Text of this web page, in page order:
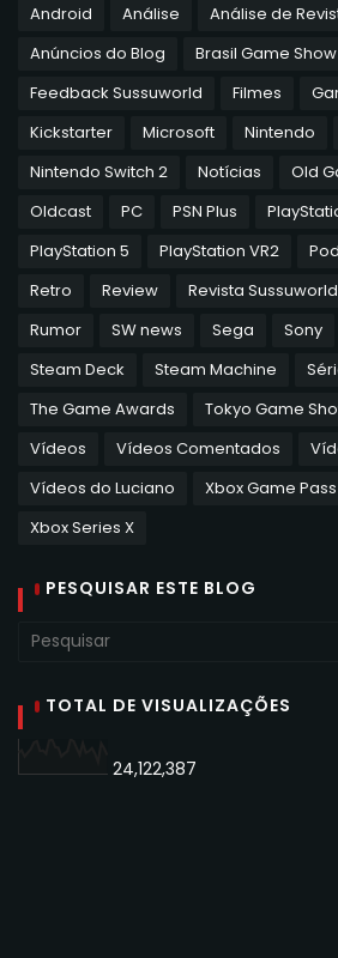
Android Análise
Análise de
Anúncios do Blog
Brasil Game Show
Feedback Sussuworld
Filmes
Kickstarter
Microsoft Nintendo
Nintendo Switch 2
Notícias Old
Oldcast
PC PSN Plus
PlayStation 5
PlayStation VR2
Retro
Review Revista Sussuworld
Rumor
SW news Sega Sony
Steam Deck
Steam Machine
The Game Awards
Tokyo Game
Vídeos
Vídeos Comentados
Vídeos do Luciano
Xbox Game Pass
Xbox Series X
PESQUISAR ESTE BLOG
TOTAL DE VISUALIZAÇÕES
24,122,387